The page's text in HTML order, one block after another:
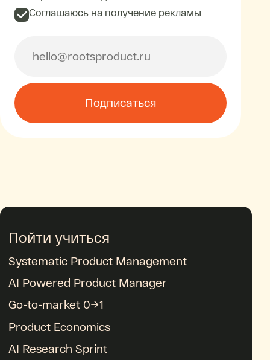
Соглашаюсь на получение рекламы
Подписаться
Пойти учиться
Systematic Product Management
AI Powered Product Manager
Go-to-market 0→1
Product Economics
AI Research Sprint